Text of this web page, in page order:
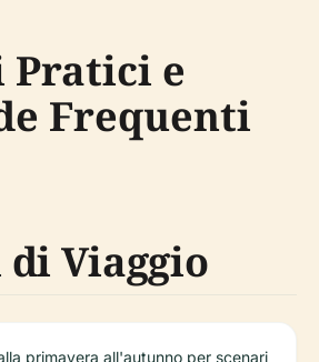
Pratici e
Frequenti
di Viaggio
primavera all'autunno per scenari